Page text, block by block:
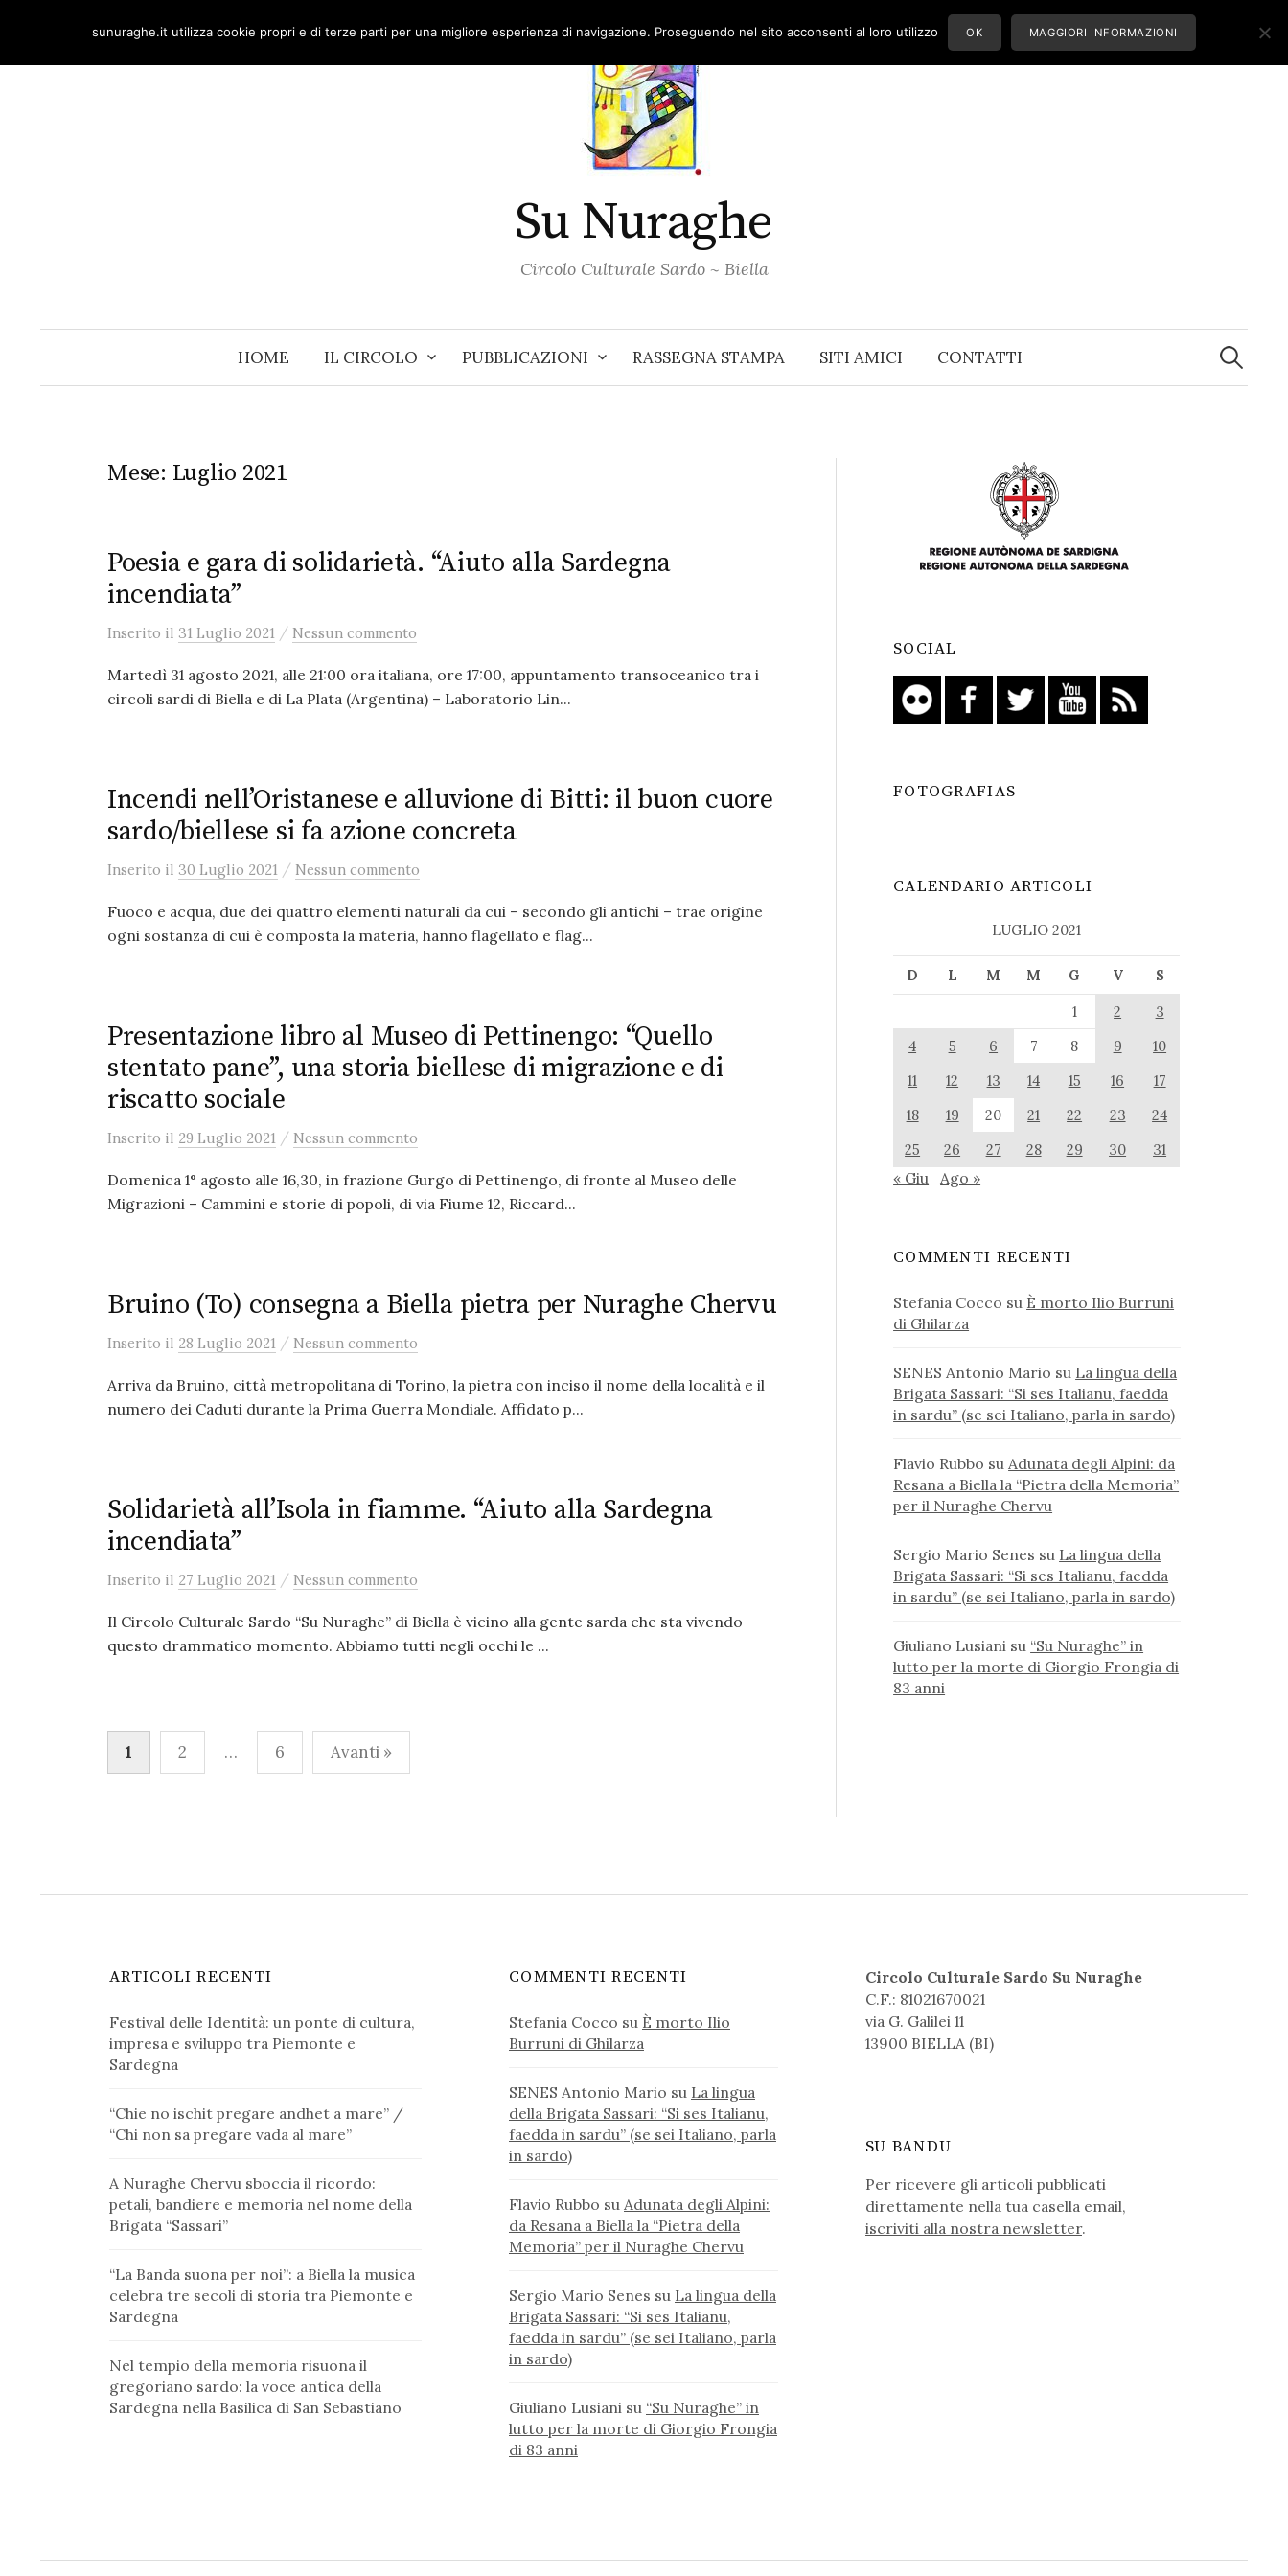
content
Su Nuraghe
Circolo Culturale Sardo ~ Biella
HOME IL CIRCOLO PUBBLICAZIONI RASSEGNA STAMPA SITI AMICI CONTATTI
Ricerca
per:
Mese: Luglio 2021
Poesia e gara di solidarietà. “Aiuto alla Sardegna
incendiata”
Inserito il 31 Luglio 2021 / Nessun commento
Martedì 31 agosto 2021, alle 21:00 ora italiana, ore 17:00, appuntamento transoceanico tra i
circoli sardi di Biella e di La Plata (Argentina) – Laboratorio Lin...
Incendi nell’Oristanese e alluvione di Bitti: il buon cuore
sardo/biellese si fa azione concreta
Inserito il 30 Luglio 2021 / Nessun commento
Fuoco e acqua, due dei quattro elementi naturali da cui – secondo gli antichi – trae origine
ogni sostanza di cui è composta la materia, hanno flagellato e flag...
Presentazione libro al Museo di Pettinengo: “Quello
stentato pane”, una storia biellese di migrazione e di
riscatto sociale
Inserito il 29 Luglio 2021 / Nessun commento
Domenica 1° agosto alle 16,30, in frazione Gurgo di Pettinengo, di fronte al Museo delle
Migrazioni – Cammini e storie di popoli, di via Fiume 12, Riccard...
Bruino (To) consegna a Biella pietra per Nuraghe Chervu
Inserito il 28 Luglio 2021 / Nessun commento
Arriva da Bruino, città metropolitana di Torino, la pietra con inciso il nome della località e il
numero dei Caduti durante la Prima Guerra Mondiale. Affidato p...
Solidarietà all’Isola in fiamme. “Aiuto alla Sardegna
incendiata”
Inserito il 27 Luglio 2021 / Nessun commento
Il Circolo Culturale Sardo “Su Nuraghe” di Biella è vicino alla gente sarda che sta vivendo
questo drammatico momento. Abbiamo tutti negli occhi le ...
Paginazione
1 2 … 6 Avanti »
SOCIAL
FOTOGRAFIAS
CALENDARIO ARTICOLI
LUGLIO 2021
D L M M G V
S
1
2
3
4
5 6 7 8 9
10
11
12 13 14 15 16
17
18
19 20 21 22 23
24
25
26 27 28 29 30 31
« Giu Ago »
COMMENTI RECENTI
Stefania Cocco su È morto Ilio Burruni
di Ghilarza
SENES Antonio Mario su La lingua della
Brigata Sassari: “Si ses Italianu, faedda
in sardu” (se sei Italiano, parla in sardo)
Flavio Rubbo su Adunata degli Alpini: da
Resana a Biella la “Pietra della Memoria”
per il Nuraghe Chervu
Sergio Mario Senes su La lingua della
Brigata Sassari: “Si ses Italianu, faedda
in sardu” (se sei Italiano, parla in sardo)
Giuliano Lusiani su “Su Nuraghe” in
lutto per la morte di Giorgio Frongia di
83 anni
ARTICOLI RECENTI
Festival delle Identità: un ponte di cultura,
impresa e sviluppo tra Piemonte e
Sardegna
“Chie no ischit pregare andhet a mare” /
“Chi non sa pregare vada al mare”
A Nuraghe Chervu sboccia il ricordo:
petali, bandiere e memoria nel nome della
Brigata “Sassari”
“La Banda suona per noi”: a Biella la musica
celebra tre secoli di storia tra Piemonte e
Sardegna
Nel tempio della memoria risuona il
gregoriano sardo: la voce antica della
Sardegna nella Basilica di San Sebastiano
COMMENTI RECENTI
Stefania Cocco su È morto Ilio
Burruni di Ghilarza
SENES Antonio Mario su La lingua
della Brigata Sassari: “Si ses Italianu,
faedda in sardu” (se sei Italiano, parla
in sardo)
Flavio Rubbo su Adunata degli Alpini:
da Resana a Biella la “Pietra della
Memoria” per il Nuraghe Chervu
Sergio Mario Senes su La lingua della
Brigata Sassari: “Si ses Italianu,
faedda in sardu” (se sei Italiano, parla
in sardo)
Giuliano Lusiani su “Su Nuraghe” in
lutto per la morte di Giorgio Frongia
di 83 anni
Circolo Culturale Sardo Su Nuraghe
C.F.: 81021670021
via G. Galilei 11
13900 BIELLA (BI)
SU BANDU
Per ricevere gli articoli pubblicati
direttamente nella tua casella email,
iscriviti alla nostra newsletter.
sunuraghe.it utilizza cookie propri e di terze parti per una migliore esperienza di navigazione. Proseguendo nel sito acconsenti al loro utilizzo OK MAGGIORI INFORMAZIONI